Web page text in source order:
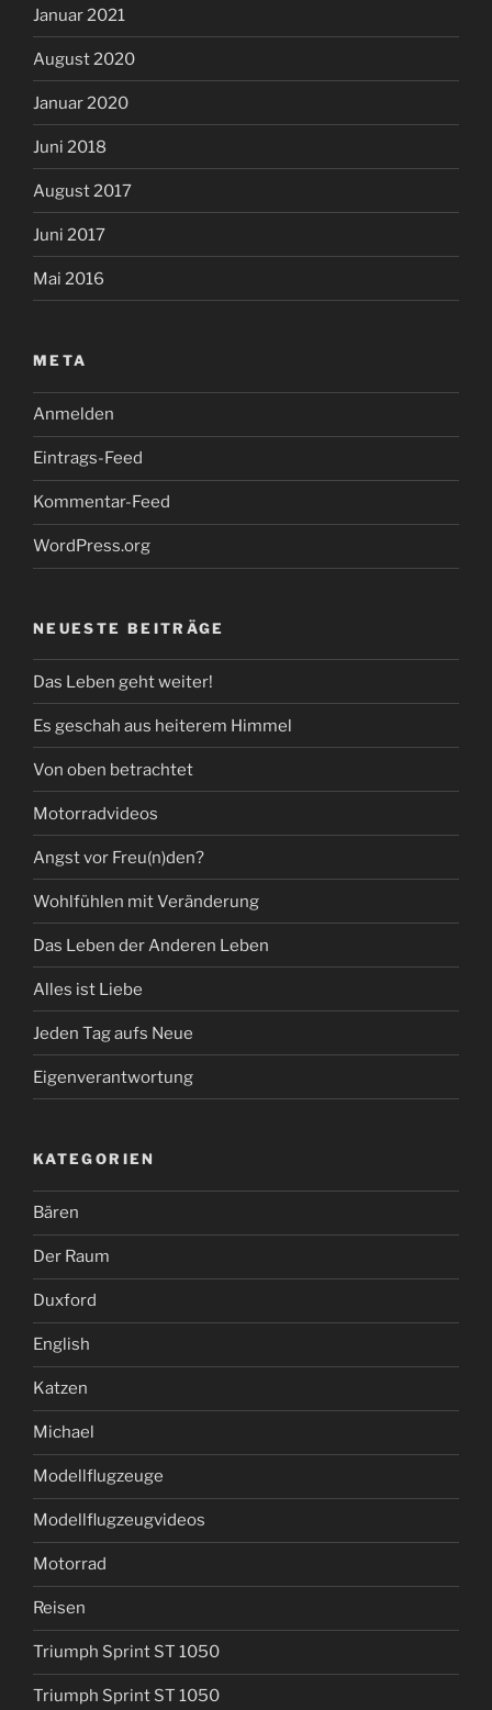
Januar 2021
August 2020
Januar 2020
Juni 2018
August 2017
Juni 2017
Mai 2016
META
Anmelden
Eintrags-Feed
Kommentar-Feed
WordPress.org
NEUESTE BEITRÄGE
Das Leben geht weiter!
Es geschah aus heiterem Himmel
Von oben betrachtet
Motorradvideos
Angst vor Freu(n)den?
Wohlfühlen mit Veränderung
Das Leben der Anderen Leben
Alles ist Liebe
Jeden Tag aufs Neue
Eigenverantwortung
KATEGORIEN
Bären
Der Raum
Duxford
English
Katzen
Michael
Modellflugzeuge
Modellflugzeugvideos
Motorrad
Reisen
Triumph Sprint ST 1050
Triumph Sprint ST 1050